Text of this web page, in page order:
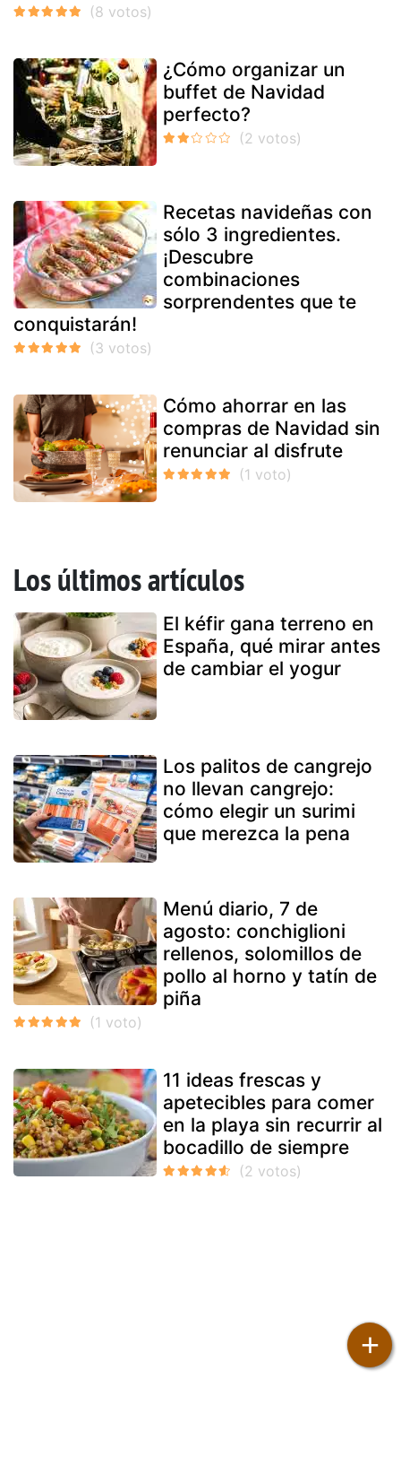
¿Cómo organizar un
buffet de Navidad
perfecto?
Recetas navideñas con
sólo 3 ingredientes.
¡Descubre
combinaciones
sorprendentes que te
conquistarán!
Cómo ahorrar en las
compras de Navidad sin
renunciar al disfrute
Los últimos artículos
El kéfir gana terreno en
España, qué mirar antes
de cambiar el yogur
Los palitos de cangrejo
no llevan cangrejo:
cómo elegir un surimi
que merezca la pena
Menú diario, 7 de
agosto: conchiglioni
rellenos, solomillos de
pollo al horno y tatín de
piña
11 ideas frescas y
apetecibles para comer
en la playa sin recurrir al
bocadillo de siempre
+